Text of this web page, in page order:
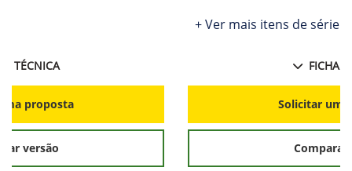
TÉCNICA
proposta
versão
+ Ver mais itens de série
FICHA
Solicitar
Comparar